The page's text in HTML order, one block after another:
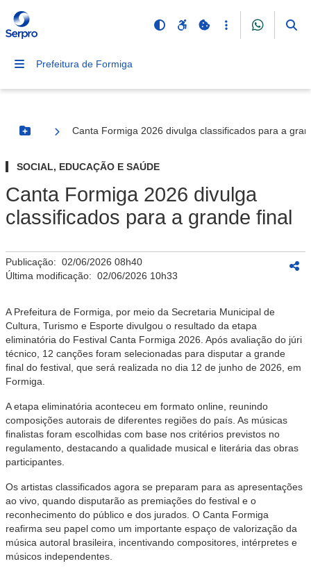
Prefeitura de Formiga
Botão Menu
Canta Formiga 2026 divulga classificados para a
SOCIAL, EDUCAÇÃO E SAÚDE
Canta Formiga 2026 divulga
classificados para a grande final
Publicação: 02/06/2026 08h40
Última modificação: 02/06/2026 10h33
A Prefeitura de Formiga, por meio da Secretaria Municipal de
Cultura, Turismo e Esporte divulgou o resultado da etapa
eliminatória do Festival Canta Formiga 2026. Após avaliação do júri
técnico, 12 canções foram selecionadas para disputar a grande
final do festival, que será realizada no dia 12 de junho de 2026, em
Formiga.
A etapa eliminatória aconteceu em formato online, reunindo
composições autorais de diferentes regiões do país. As músicas
finalistas foram escolhidas com base nos critérios previstos no
regulamento, destacando a qualidade musical e literária das obras
participantes.
Os artistas classificados agora se preparam para as apresentações
ao vivo, quando disputarão as premiações do festival e o
reconhecimento do público e dos jurados. O Canta Formiga
reafirma seu papel como um importante espaço de valorização da
música autoral brasileira, incentivando compositores, intérpretes e
músicos independentes.